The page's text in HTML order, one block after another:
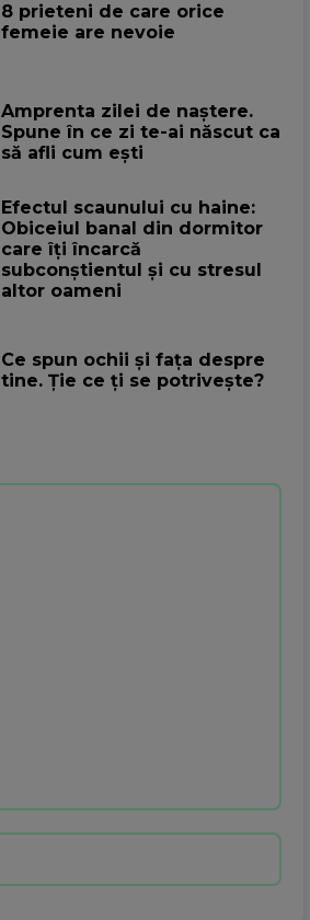
8 prieteni de care orice
femeie are nevoie
Amprenta zilei de naștere.
Spune în ce zi te-ai născut ca
să afli cum ești
Efectul scaunului cu haine:
Obiceiul banal din dormitor
care îți încarcă
subconștientul și cu stresul
altor oameni
Ce spun ochii și fața despre
tine. Ție ce ți se potrivește?